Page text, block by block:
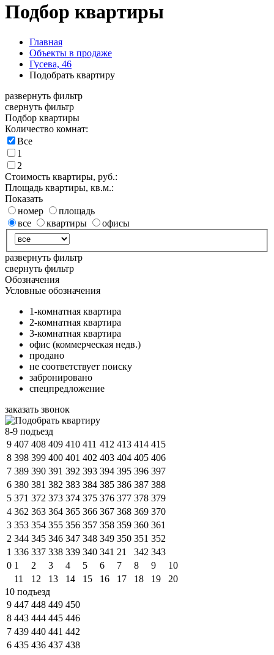
Подбор квартиры
Главная
Объекты в продаже
Гусева, 46
Подобрать квартиру
развернуть фильтр
свернуть фильтр
Подбор квартиры
Количество комнат:
Все
1
2
Стоимость квартиры, руб.:
Площадь квартиры, кв.м.:
Показать
номер
площадь
все
квартиры офисы
развернуть фильтр
свернуть фильтр
Обозначения
Условные обозначения
1-комнатная квартира
2-комнатная квартира
3-комнатная квартира
офис (коммерческая недв.)
продано
не соответствует поиску
забронировано
спецпредложение
заказать звонок
8-9 подъезд
9 407 408 409 410 411 412 413 414 415
8 398 399 400 401 402 403 404 405 406
7 389 390 391 392 393 394 395 396 397
6 380 381 382 383 384 385 386 387 388
5 371 372 373 374 375 376 377 378 379
4 362 363 364 365 366 367 368 369 370
3 353 354 355 356 357 358 359 360 361
2 344 345 346 347 348 349 350 351 352
1 336 337 338 339 340 341 21 342 343
0 1 2 3 4 5 6 7 8 9
10
11
12 13 14 15 16 17 18 19
20
10 подъезд
9 447 448 449 450
8 443 444 445 446
7 439 440 441 442
6 435 436 437 438